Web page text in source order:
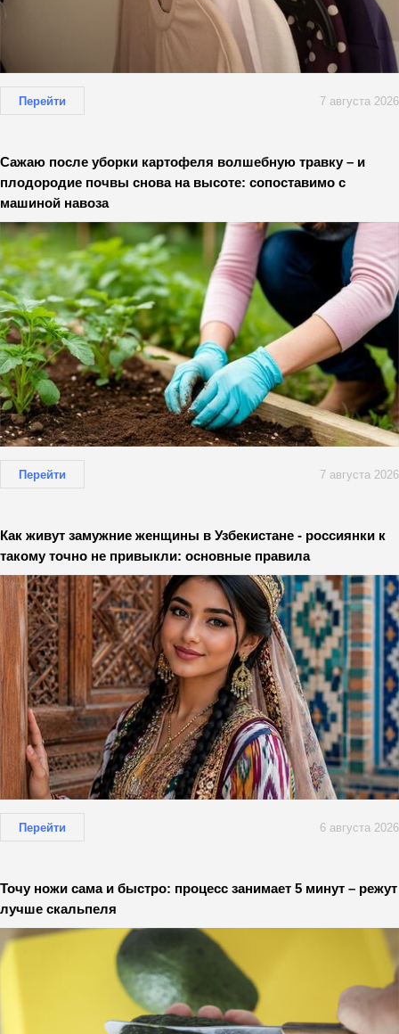
Перейти 7 августа 2026
Сажаю после уборки картофеля волшебную травку – и
плодородие почвы снова на высоте: сопоставимо с
машиной навоза
Перейти 7 августа 2026
Как живут замужние женщины в Узбекистане - россиянки к
такому точно не привыкли: основные правила
Перейти 6 августа 2026
Точу ножи сама и быстро: процесс занимает 5 минут – режут
лучше скальпеля